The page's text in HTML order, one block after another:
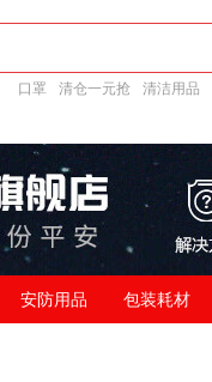
口罩 清仓一元抢 清洁用品
安防用品 包装耗材